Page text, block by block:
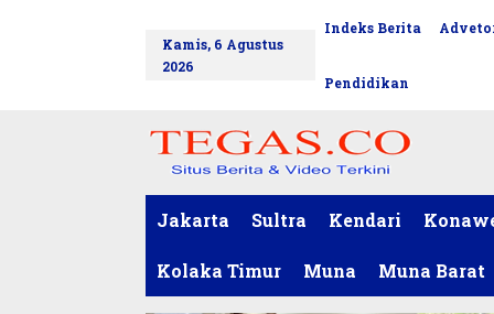
Kamis, 6 Agustus
2026
Indeks Berita
Pendidikan
Jakarta Sultra Kendari
Kolaka Timur Muna Muna Barat